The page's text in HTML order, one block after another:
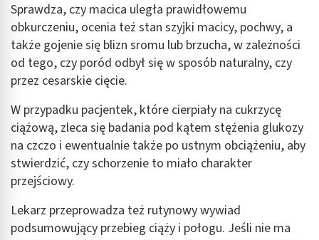
Sprawdza, czy macica uległa prawidłowemu
obkurczeniu, ocenia też stan szyjki macicy, pochwy, a
także gojenie się blizn sromu lub brzucha, w zależności
od tego, czy poród odbył się w sposób naturalny, czy
przez cesarskie cięcie.
W przypadku pacjentek, które cierpiały na cukrzycę
ciążową, zleca się badania pod kątem stężenia glukozy
na czczo i ewentualnie także po ustnym obciążeniu, aby
stwierdzić, czy schorzenie to miało charakter
przejściowy.
Lekarz przeprowadza też rutynowy wywiad
podsumowujący przebieg ciąży i połogu. Jeśli nie ma